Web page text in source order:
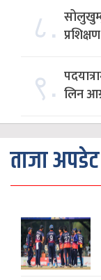
८.
९. लिन
ताजा अपडेट